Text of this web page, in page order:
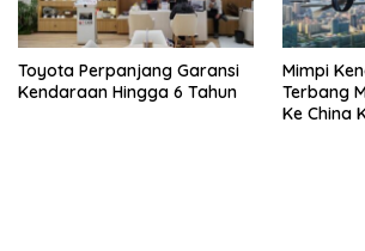
Toyota Perpanjang Garansi
Kendaraan Hingga 6 Tahun
Mimpi
Terbang
Ke China